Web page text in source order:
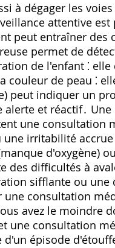
à dégager les
attentive
peut entraîner des
permet de
de l'enfant ⁚
couleur de peau ⁚
peut indiquer un
alerte et réactif․
une consultation
irritabilité
d'oxygène)
des difficultés à
sifflante ou
consultation
avez le moindre
une consultation
épisode